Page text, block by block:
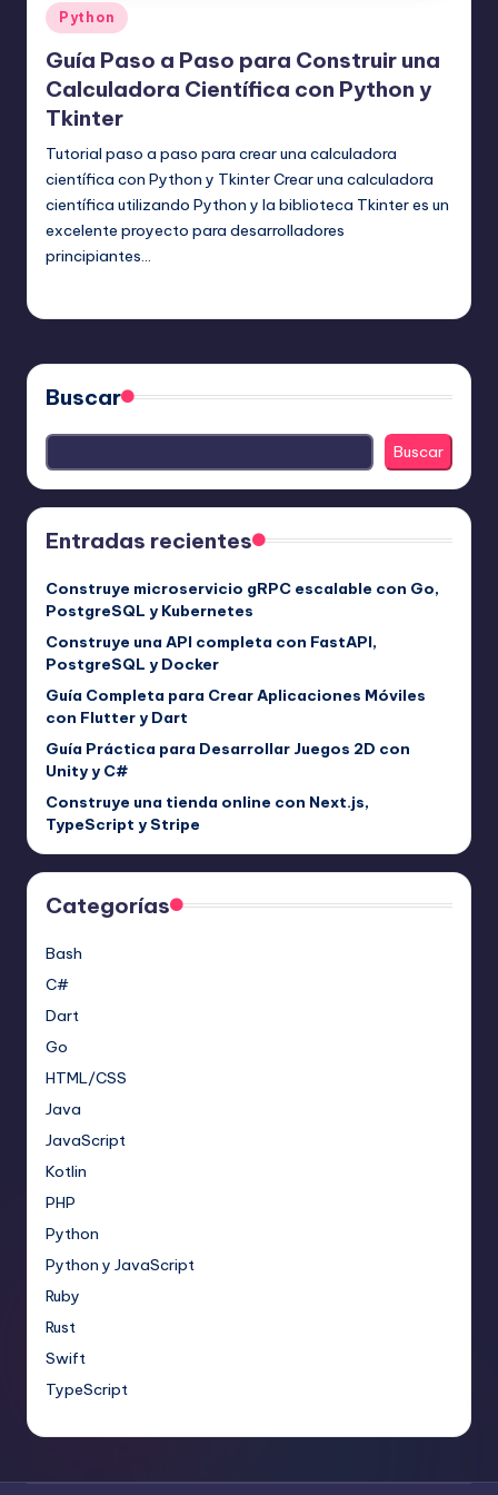
Publicado
en
Python
Guía Paso a Paso para Construir una
Calculadora Científica con Python y
Tkinter
Tutorial paso a paso para crear una calculadora
científica con Python y Tkinter Crear una calculadora
científica utilizando Python y la biblioteca Tkinter es un
excelente proyecto para desarrolladores
principiantes…
Buscar
Buscar
Entradas recientes
Construye microservicio gRPC escalable con Go,
PostgreSQL y Kubernetes
Construye una API completa con FastAPI,
PostgreSQL y Docker
Guía Completa para Crear Aplicaciones Móviles
con Flutter y Dart
Guía Práctica para Desarrollar Juegos 2D con
Unity y C#
Construye una tienda online con Next.js,
TypeScript y Stripe
Categorías
Bash
C#
Dart
Go
HTML/CSS
Java
JavaScript
Kotlin
PHP
Python
Python y JavaScript
Ruby
Rust
Swift
TypeScript